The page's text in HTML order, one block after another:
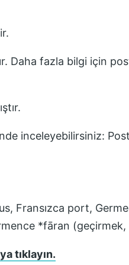
Daha fazla bilgi için
inceleyebilirsiniz:
Fransızca port,
*fāran (geçirmek,
tıklayın.